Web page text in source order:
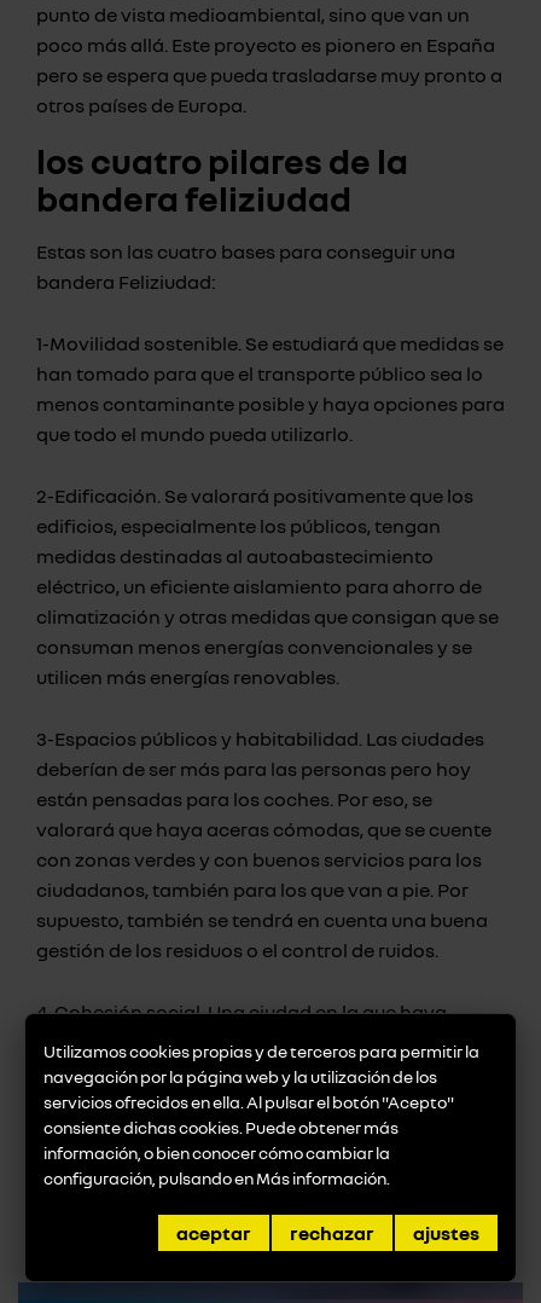
punto de vista medioambiental, sino que van un
poco más allá. Este proyecto es pionero en España
pero se espera que pueda trasladarse muy pronto a
otros países de Europa.
los cuatro pilares de la
bandera feliziudad
Estas son las cuatro bases para conseguir una
bandera Feliziudad:
1-Movilidad sostenible. Se estudiará que medidas se
han tomado para que el transporte público sea lo
menos contaminante posible y haya opciones para
que todo el mundo pueda utilizarlo.
2-Edificación. Se valorará positivamente que los
edificios, especialmente los públicos, tengan
medidas destinadas al autoabastecimiento
eléctrico, un eficiente aislamiento para ahorro de
climatización y otras medidas que consigan que se
consuman menos energías convencionales y se
utilicen más energías renovables.
3-Espacios públicos y habitabilidad. Las ciudades
deberían de ser más para las personas pero hoy
están pensadas para los coches. Por eso, se
valorará que haya aceras cómodas, que se cuente
con zonas verdes y con buenos servicios para los
ciudadanos, también para los que van a pie. Por
supuesto, también se tendrá en cuenta una buena
gestión de los residuos o el control de ruidos.
4-Cohesión social. Una ciudad en la que haya
diversidad y una buena integración y en la que
haya medidas para equilibrar las diferencias será
una buena candidata a esta bandera.
volver a noticias
promociones destacadas
Utilizamos cookies propias y de terceros para permitir la
navegación por la página web y la utilización de los
servicios ofrecidos en ella. Al pulsar el botón "Acepto"
consiente dichas cookies. Puede obtener más
información, o bien conocer cómo cambiar la
configuración, pulsando enMás información
aceptar rechazar ajustes